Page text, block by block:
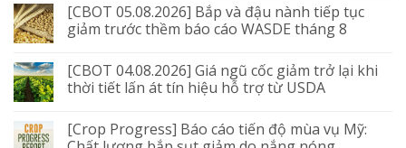
[CBOT 05.08.2026] Bắp và đậu nành tiếp tục
giảm trước thềm báo cáo WASDE tháng 8
[CBOT 04.08.2026] Giá ngũ cốc giảm trở lại khi
thời tiết lấn át tín hiệu hỗ trợ từ USDA
[Crop Progress] Báo cáo tiến độ mùa vụ Mỹ: